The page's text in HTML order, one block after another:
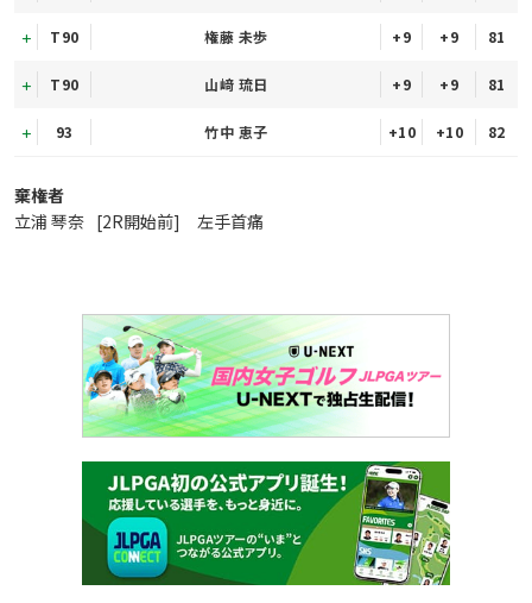
T90 権藤 未歩 +9 +9 81
T90 山﨑 琉日 +9 +9 81
93 竹中 恵子 +10 +10 82
棄権者
立浦 琴奈 [2R開始前] 左手首痛